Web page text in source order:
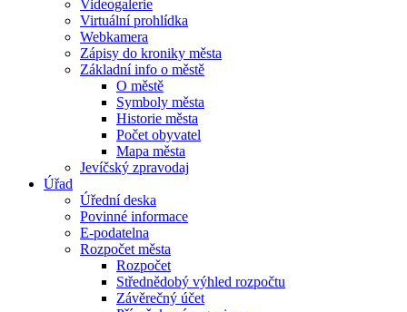
Videogalerie
Virtuální prohlídka
Webkamera
Zápisy do kroniky města
Základní info o městě
O městě
Symboly města
Historie města
Počet obyvatel
Mapa města
Jevíčský zpravodaj
Úřad
Úřední deska
Povinné informace
E-podatelna
Rozpočet města
Rozpočet
Střednědobý výhled rozpočtu
Závěrečný účet